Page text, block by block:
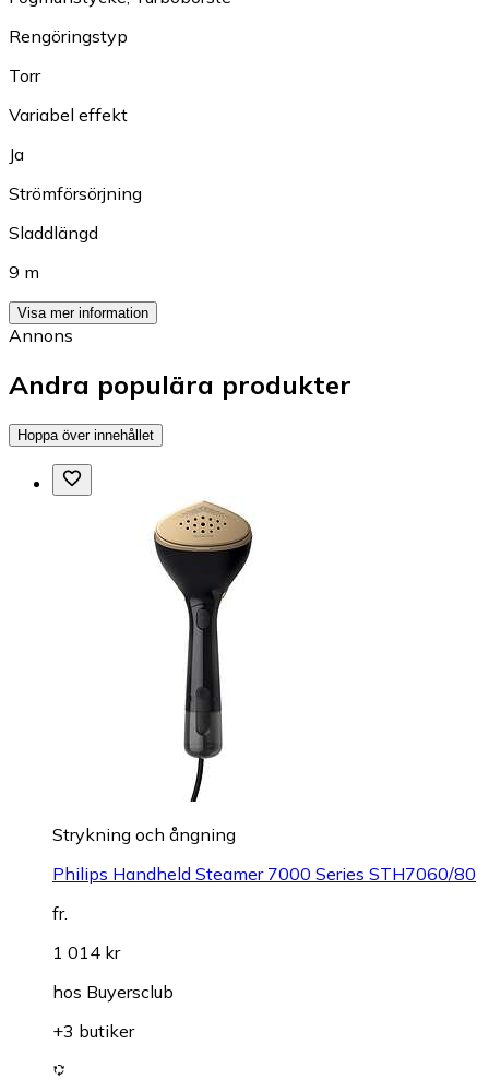
Rengöringstyp
Torr
Variabel effekt
Ja
Strömförsörjning
Sladdlängd
9 m
Visa mer information
Annons
Andra populära produkter
Hoppa över innehållet
Strykning och ångning
Philips Handheld Steamer 7000 Series STH7060/80
fr.
1 014 kr
hos Buyersclub
+3 butiker